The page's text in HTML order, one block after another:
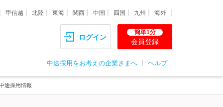
甲信越 北陸 東海 関西 中国 四国 九州 海外
ログイン
簡単1分
会員登録
中途採用をお考えの企業さまへ ヘルプ
途採用情報